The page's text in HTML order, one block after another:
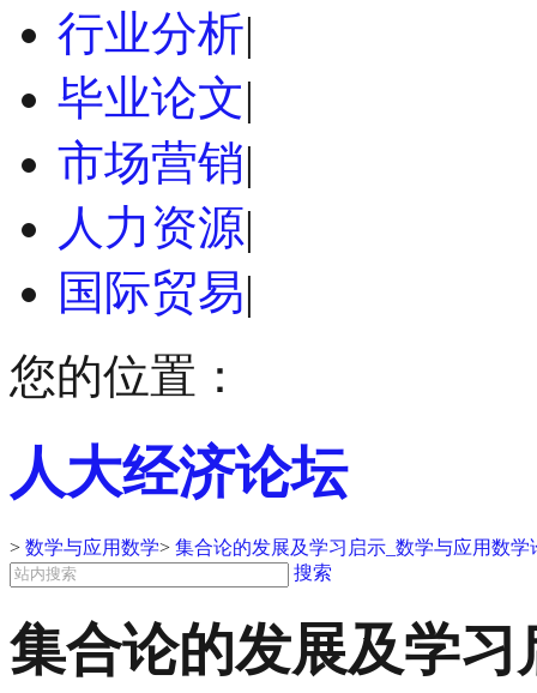
行业分析|
毕业论文|
市场营销|
人力资源|
国际贸易|
您的位置：
人大经济论坛
> 数学与应用数学> 集合论的发展及学习启示_数学与应用数学
搜索
集合论的发展及学